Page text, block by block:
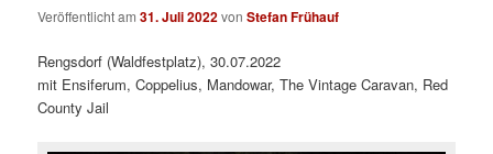
Veröffentlicht am31. Juli 2022vonStefan Frühauf
Rengsdorf (Waldfestplatz), 30.07.2022
mit Ensiferum, Coppelius, Mandowar, The Vintage Caravan, Red
County Jail